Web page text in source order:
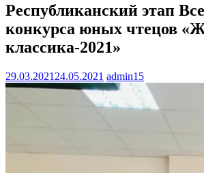
Республиканский этап
конкурса юных чтецов
классика-2021»
29.03.2021 24.05.2021 admin15